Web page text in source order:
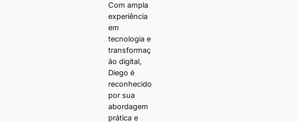
Com ampla
experiência
em
tecnologia e
transformaç
ão digital,
Diego é
reconhecido
por sua
abordagem
prática e